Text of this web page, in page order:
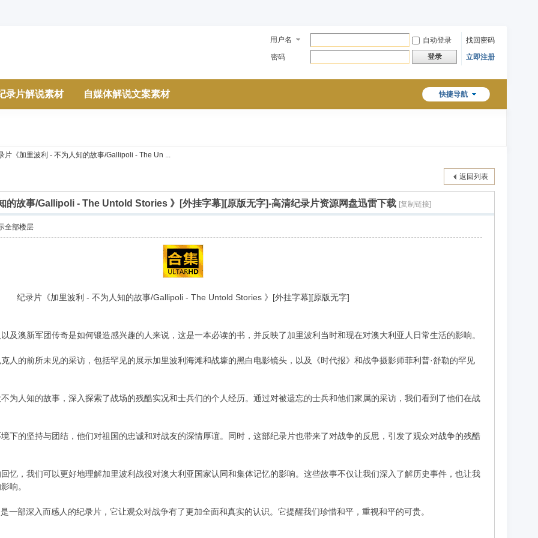
用户名 自动登录
找回密码
密码
登录 立即注册
快捷导航
录片解说素材 自媒体解说文案素材
片《加里波利 - 不为人知的故事/Gallipoli - The Un ...
返回列表
的故事/Gallipoli - The Untold Stories 》[外挂字幕][原版无字]-高清纪录片资源网盘迅雷下载 [复制链接]
全部楼层
纪录片《加里波利 - 不为人知的故事/Gallipoli - The Untold Stories 》[外挂字幕][原版无字]
及澳新军团传奇是如何锻造感兴趣的人来说，这是一本必读的书，并反映了加里波利当时和现在对澳大利亚人日常生活的影响。
人的前所未见的采访，包括罕见的展示加里波利海滩和战壕的黑白电影镜头，以及《时代报》和战争摄影师菲利普·舒勒的罕见
为人知的故事，深入探索了战场的残酷实况和士兵们的个人经历。通过对被遗忘的士兵和他们家属的采访，我们看到了他们在战
下的坚持与团结，他们对祖国的忠诚和对战友的深情厚谊。同时，这部纪录片也带来了对战争的反思，引发了观众对战争的残酷
忆，我们可以更好地理解加里波利战役对澳大利亚国家认同和集体记忆的影响。这些故事不仅让我们深入了解历史事件，也让我
响。
一部深入而感人的纪录片，它让观众对战争有了更加全面和真实的认识。它提醒我们珍惜和平，重视和平的可贵。